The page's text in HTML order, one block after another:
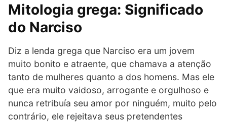
Mitologia grega: Significado
do Narciso
Diz a lenda grega que Narciso era um jovem
muito bonito e atraente, que chamava a atenção
tanto de mulheres quanto a dos homens. Mas ele
que era muito vaidoso, arrogante e orgulhoso e
nunca retribuía seu amor por ninguém, muito pelo
contrário, ele rejeitava seus pretendentes